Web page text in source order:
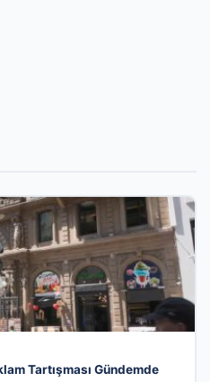
Tartışması Gündemde